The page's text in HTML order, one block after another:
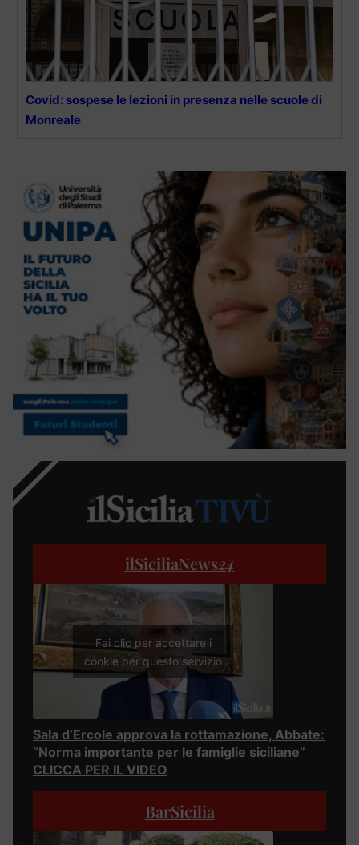
Covid: sospese le lezioni in presenza nelle scuole di
Monreale
ilSiciliaNews24
Fai clic per accettare i
cookie per questo servizio
Sala d’Ercole approva la rottamazione, Abbate:
“Norma importante per le famiglie siciliane”
CLICCA PER IL VIDEO
BarSicilia